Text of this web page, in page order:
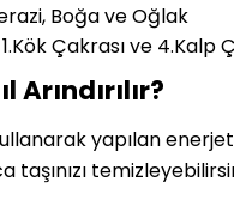
Boğa ve Oğlak
1.Kök Çakrası ve 4.Kalp
Arındırılır?
yapılan
taşınızı